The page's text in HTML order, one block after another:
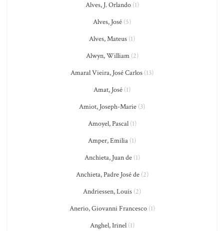
Alves, J. Orlando(1)
Alves, José (5)
Alves, Mateus (1)
Alwyn, William(2)
Amaral Vieira, José Carlos (13)
Amat, José (1)
Amiot, Joseph-Marie (3)
Amoyel, Pascal(1)
Amper, Emilia (1)
Anchieta, Juan de(1)
Anchieta, Padre José de(2)
Andriessen, Louis (2)
Anerio, Giovanni Francesco(1)
Anghel, Irinel(1)